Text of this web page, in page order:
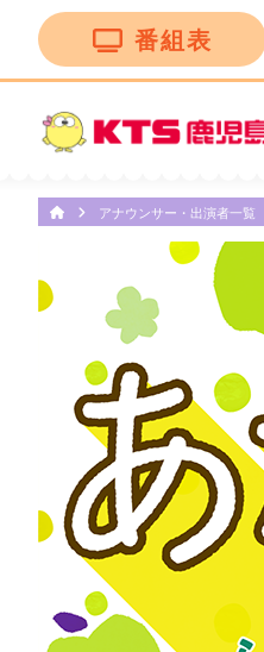
番組表
15:55 ＦＮＳ九州８局共
アナウンサー・出演者一覧